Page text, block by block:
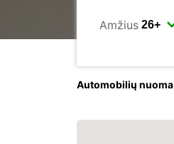
Amžius
Automobilių nuoma